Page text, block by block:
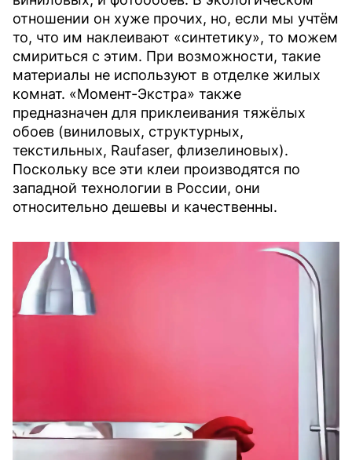
отношении он хуже прочих, но, если мы учтём
то, что им наклеивают «синтетику», то можем
смириться с этим. При возможности, такие
материалы не используют в отделке жилых
комнат. «Момент-Экстра» также
предназначен для приклеивания тяжёлых
обоев (виниловых, структурных,
текстильных, Raufaser, флизелиновых).
Поскольку все эти клеи производятся по
западной технологии в России, они
относительно дешевы и качественны.